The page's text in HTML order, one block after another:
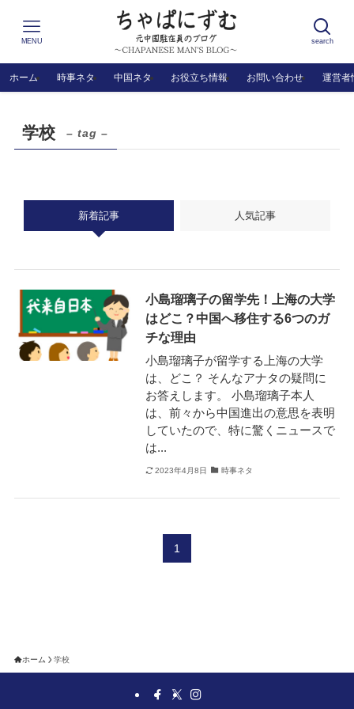
search
MENU
ホーム 時事ネタ 中国ネタ お役立ち情報 お問い合わせ 運営者
学校 – tag –
新着記事 人気記事
小島瑠璃子の留学先！上海の大学
はどこ？中国へ移住する6つのガ
チな理由
小島瑠璃子が留学する上海の大学
は、どこ？ そんなアナタの疑問に
お答えします。 小島瑠璃子本人
は、前々から中国進出の意思を表明
していたので、特に驚くニュースで
は...
2023年4月8日 時事ネタ
1
ホーム 学校